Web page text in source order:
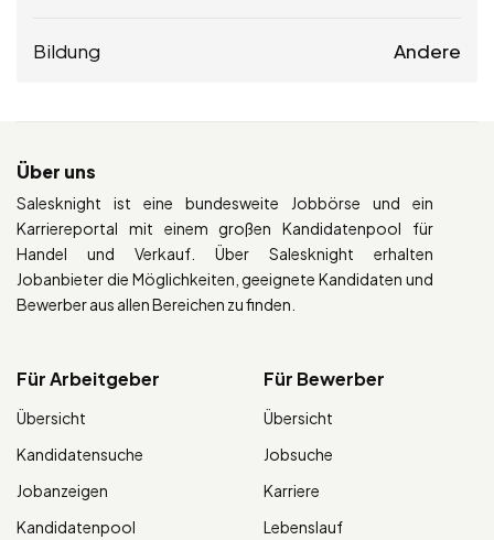
Bildung Andere
Über uns
Salesknight ist eine bundesweite Jobbörse und ein
Karriereportal mit einem großen Kandidatenpool für
Handel und Verkauf. Über Salesknight erhalten
Jobanbieter die Möglichkeiten, geeignete Kandidaten und
Bewerber aus allen Bereichen zu finden.
Für Arbeitgeber
Übersicht
Kandidatensuche
Jobanzeigen
Kandidatenpool
Für Bewerber
Übersicht
Jobsuche
Karriere
Lebenslauf